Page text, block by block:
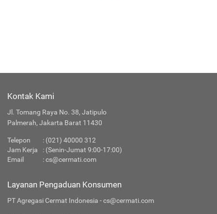
Kontak Kami
Jl. Tomang Raya No. 38, Jatipulo
Palmerah, Jakarta Barat 11430
Telepon
: (021) 40000 312
Jam Kerja
: (Senin-Jumat 9:00-17:00)
Email
:cs@cermati.com
Layanan Pengaduan Konsumen
PT Agregasi Cermat Indonesia - cs@cermati.com